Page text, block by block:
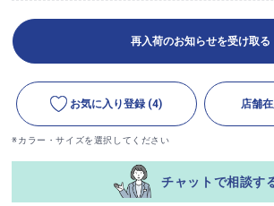
再入荷のお知らせを受け取る
お気に入り登録 (4) 店舗
※カラー・サイズを選択してください
チャットで相談す